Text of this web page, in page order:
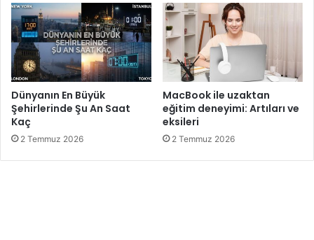
Dünyanın En Büyük
Şehirlerinde Şu An Saat
Kaç
2 Temmuz 2026
MacBook ile uzaktan
eğitim deneyimi: Artıları ve
eksileri
2 Temmuz 2026